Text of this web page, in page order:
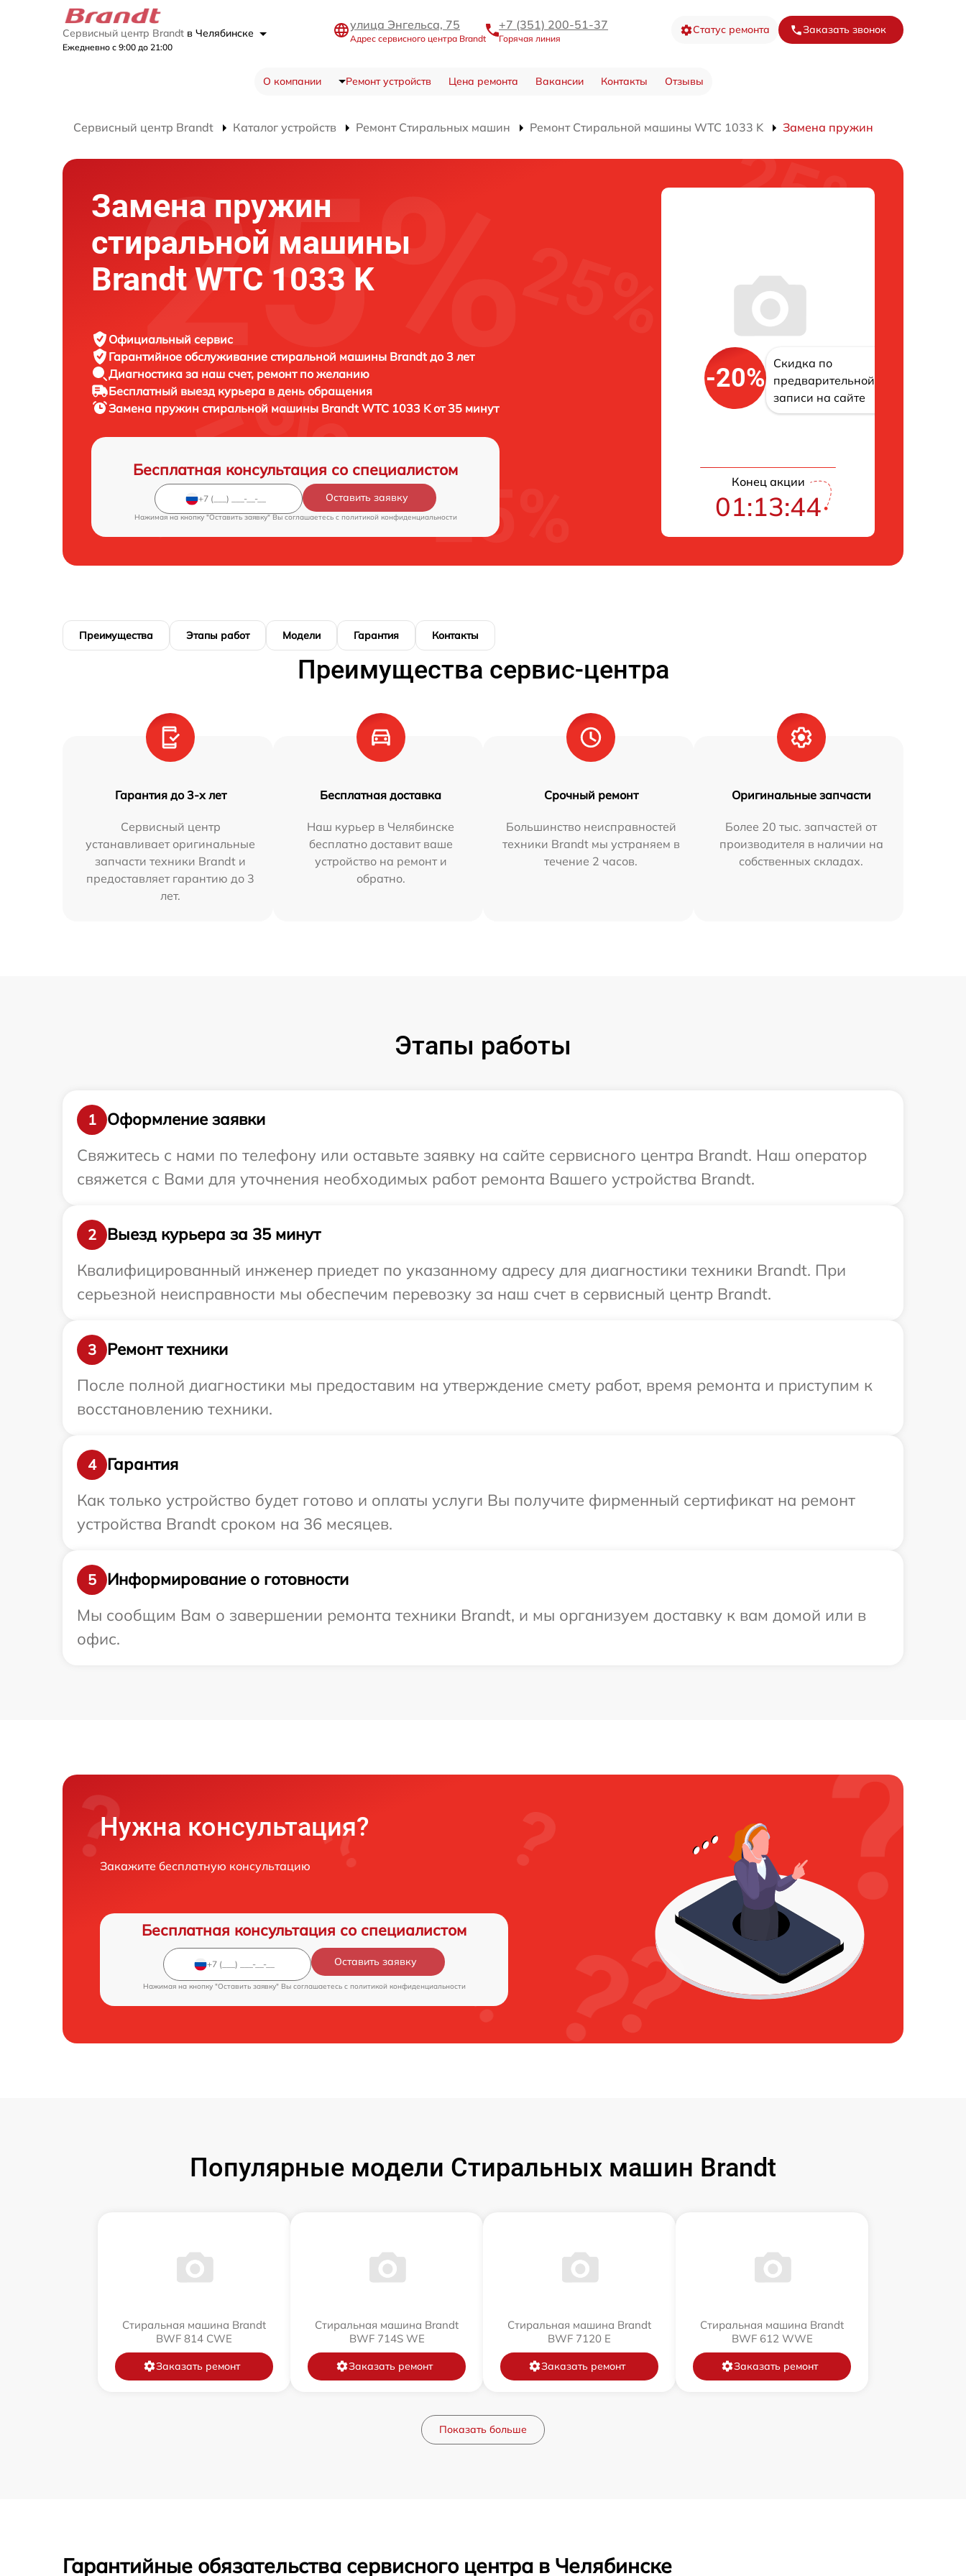
Сервисный центр Brandt в Челябинске
Ежедневно с 9:00 до 21:00
улица Энгельса, 75
Адрес сервисного центра Brandt
+7 (351) 200-51-37
Горячая линия
Статус ремонта Заказать звонок
О компании Ремонт устройств Цена ремонта Вакансии Контакты Отзывы
Сервисный центр Brandt Каталог устройств Ремонт Стиральных машин Ремонт Стиральной машины WTC 1033 K Замена пружин
Замена пружин
стиральной машины
Brandt WTC 1033 K
Официальный сервис
Гарантийное обслуживание стиральной машины Brandt до 3 лет
Диагностика за наш счет, ремонт по желанию
Бесплатный выезд курьера в день обращения
Замена пружин стиральной машины Brandt WTC 1033 K от 35 минут
Бесплатная консультация со специалистом
Оставить заявку
Нажимая на кнопку "Оставить заявку" Вы соглашаетесь c политикой конфиденциальности
-20%
Скидка по
предварительной
записи на сайте
Конец акции
01:13:43
Преимущества Этапы работ Модели Гарантия Контакты
Преимущества сервис-центра
Гарантия до 3-х лет
Сервисный центр
устанавливает оригинальные
запчасти техники Brandt и
предоставляет гарантию до 3
лет.
Бесплатная доставка
Наш курьер в Челябинске
бесплатно доставит ваше
устройство на ремонт и
обратно.
Срочный ремонт
Большинство неисправностей
техники Brandt мы устраняем в
течение 2 часов.
Оригинальные запчасти
Более 20 тыс. запчастей от
производителя в наличии на
собственных складах.
Этапы работы
1
Оформление заявки
Свяжитесь с нами по телефону или оставьте заявку на сайте сервисного центра Brandt. Наш оператор
свяжется с Вами для уточнения необходимых работ ремонта Вашего устройства Brandt.
2
Выезд курьера за 35 минут
Квалифицированный инженер приедет по указанному адресу для диагностики техники Brandt. При
серьезной неисправности мы обеспечим перевозку за наш счет в сервисный центр Brandt.
3
Ремонт техники
После полной диагностики мы предоставим на утверждение смету работ, время ремонта и приступим к
восстановлению техники.
4
Гарантия
Как только устройство будет готово и оплаты услуги Вы получите фирменный сертификат на ремонт
устройства Brandt сроком на 36 месяцев.
5
Информирование о готовности
Мы сообщим Вам о завершении ремонта техники Brandt, и мы организуем доставку к вам домой или в
офис.
Нужна консультация?
Закажите бесплатную консультацию
Бесплатная консультация со специалистом
Оставить заявку
Нажимая на кнопку "Оставить заявку" Вы соглашаетесь c политикой конфиденциальности
Популярные модели Стиральных машин Brandt
Стиральная машина Brandt
BWF 814 CWE
Заказать ремонт
Стиральная машина Brandt
BWF 714S WE
Заказать ремонт
Стиральная машина Brandt
BWF 7120 E
Заказать ремонт
Стиральная машина Brandt
BWF 612 WWE
Заказать ремонт
Показать больше
Гарантийные обязательства сервисного центра в Челябинске